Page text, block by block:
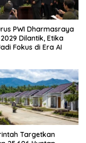
PWI Dharmasraya
Dilantik, Etika
Fokus di Era AI
Targetkan